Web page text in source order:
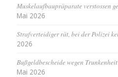
Muskelaufbaupräparate verstossen
Mai 2026
Strafverteidiger rät, bei der Polizei
2026
Bußgeldbescheide wegen
Mai 2026